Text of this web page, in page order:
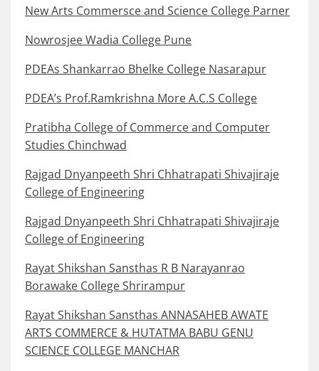
New Arts Commersce and Science College Parner
Nowrosjee Wadia College Pune
PDEAs Shankarrao Bhelke College Nasarapur
PDEA’s Prof.Ramkrishna More A.C.S College
Pratibha College of Commerce and Computer
Studies Chinchwad
Rajgad Dnyanpeeth Shri Chhatrapati Shivajiraje
College of Engineering
Rajgad Dnyanpeeth Shri Chhatrapati Shivajiraje
College of Engineering
Rayat Shikshan Sansthas R B Narayanrao
Borawake College Shrirampur
Rayat Shikshan Sansthas ANNASAHEB AWATE
ARTS COMMERCE & HUTATMA BABU GENU
SCIENCE COLLEGE MANCHAR